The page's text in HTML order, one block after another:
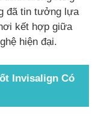
đã tin tưởng lựa
kết hợp giữa
hiện đại.
Invisalign Có